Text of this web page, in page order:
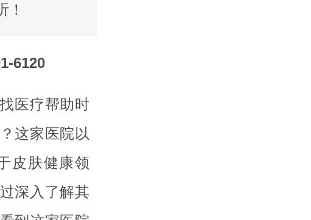
！
6120
医疗帮助时
这家医院以
皮肤健康领
深入了解其